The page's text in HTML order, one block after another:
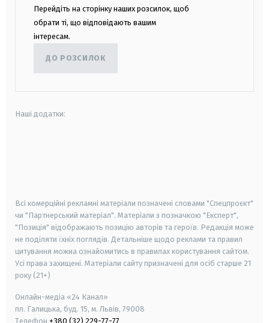
Перейдіть на сторінку наших розсилок, щоб
обрати ті, що відповідають вашим
інтересам.
ДО РОЗСИЛОК
Наші додатки:
Всі комерційні рекламні матеріали позначені словами "Спецпроєкт"
чи "Партнерський матеріал". Матеріали з позначкою "Експерт",
"Позиція" відображають позицію авторів та героїв. Редакція може
не поділяти їхніх поглядів. Детальніше щодо реклами та правил
цитування можна ознайомитись в правилах користування сайтом.
Усі права захищені. Матеріали сайту призначені для осіб старше 21
року (21+)
Онлайн-медіа «24 Канал»
пл. Галицька, буд. 15, м. Львів, 79008
Телефон +380 (32) 229-77-77